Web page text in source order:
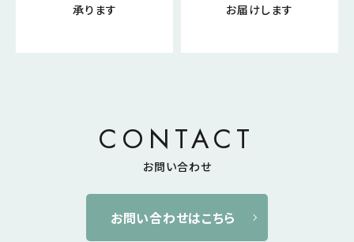
承ります
お届けします
CONTACT
お問い合わせ
お問い合わせはこちら